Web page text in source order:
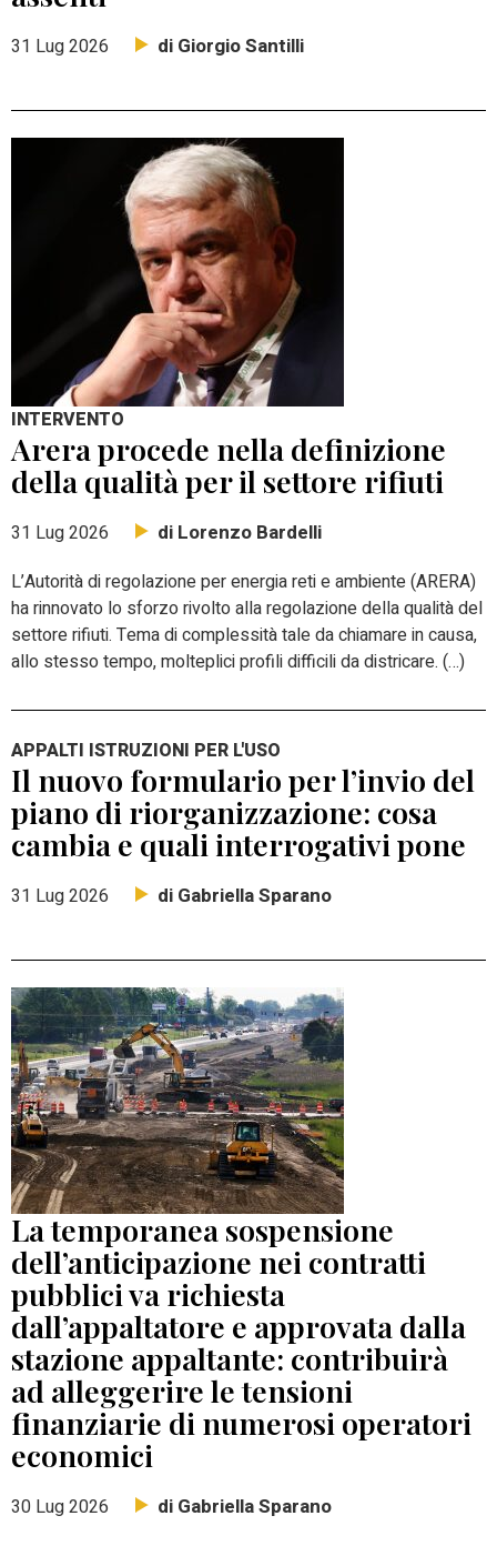
31 Lug 2026 di Giorgio Santilli
INTERVENTO
Arera procede nella definizione
della qualità per il settore rifiuti
31 Lug 2026 di Lorenzo Bardelli
L’Autorità di regolazione per energia reti e ambiente (ARERA)
ha rinnovato lo sforzo rivolto alla regolazione della qualità del
settore rifiuti. Tema di complessità tale da chiamare in causa,
allo stesso tempo, molteplici profili difficili da districare. (…)
APPALTI ISTRUZIONI PER L'USO
Il nuovo formulario per l’invio del
piano di riorganizzazione: cosa
cambia e quali interrogativi pone
31 Lug 2026 di Gabriella Sparano
La temporanea sospensione
dell’anticipazione nei contratti
pubblici va richiesta
dall’appaltatore e approvata dalla
stazione appaltante: contribuirà
ad alleggerire le tensioni
finanziarie di numerosi operatori
economici
30 Lug 2026 di Gabriella Sparano